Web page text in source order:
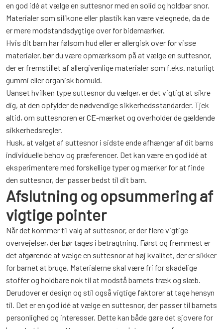
en god idé at vælge en suttesnor med en solid og holdbar snor.
Materialer som silikone eller plastik kan være velegnede, da de
er mere modstandsdygtige over for bidemærker.
Hvis dit barn har følsom hud eller er allergisk over for visse
materialer, bør du være opmærksom på at vælge en suttesnor,
der er fremstillet af allergivenlige materialer som f.eks. naturligt
gummi eller organisk bomuld.
Uanset hvilken type suttesnor du vælger, er det vigtigt at sikre
dig, at den opfylder de nødvendige sikkerhedsstandarder. Tjek
altid, om suttesnoren er CE-mærket og overholder de gældende
sikkerhedsregler.
Husk, at valget af suttesnor i sidste ende afhænger af dit barns
individuelle behov og præferencer. Det kan være en god idé at
eksperimentere med forskellige typer og mærker for at finde
den suttesnor, der passer bedst til dit barn.
Afslutning og opsummering af
vigtige pointer
Når det kommer til valg af suttesnor, er der flere vigtige
overvejelser, der bør tages i betragtning. Først og fremmest er
det afgørende at vælge en suttesnor af høj kvalitet, der er sikker
for barnet at bruge. Materialerne skal være fri for skadelige
stoffer og holdbare nok til at modstå barnets træk og slæb.
Derudover er design og stil også vigtige faktorer at tage hensyn
til. Det er en god idé at vælge en suttesnor, der passer til barnets
personlighed og interesser. Dette kan både gøre det sjovere for